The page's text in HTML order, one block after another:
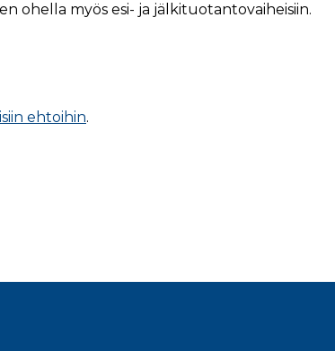
ohella myös esi- ja jälkituotantovaiheisiin.
ehtoihin.